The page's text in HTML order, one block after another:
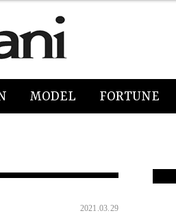
MODEL FORTUNE
2021.03.29